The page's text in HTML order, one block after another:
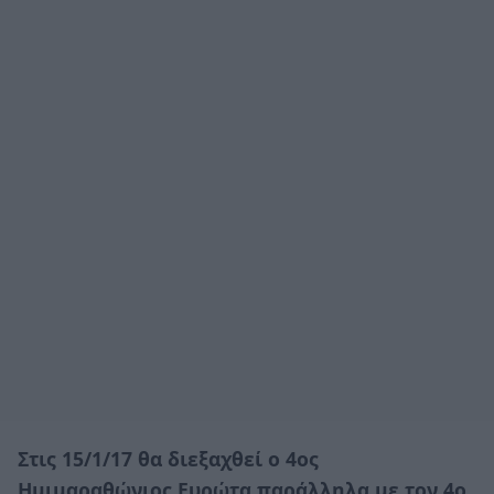
Στις 15/1/17 θα διεξαχθεί ο 4ος